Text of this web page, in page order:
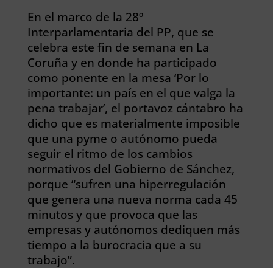
En el marco de la 28º
Interparlamentaria del PP, que se
celebra este fin de semana en La
Coruña y en donde ha participado
como ponente en la mesa ‘Por lo
importante: un país en el que valga la
pena trabajar’, el portavoz cántabro ha
dicho que es materialmente imposible
que una pyme o autónomo pueda
seguir el ritmo de los cambios
normativos del Gobierno de Sánchez,
porque “sufren una hiperregulación
que genera una nueva norma cada 45
minutos y que provoca que las
empresas y autónomos dediquen más
tiempo a la burocracia que a su
trabajo”.